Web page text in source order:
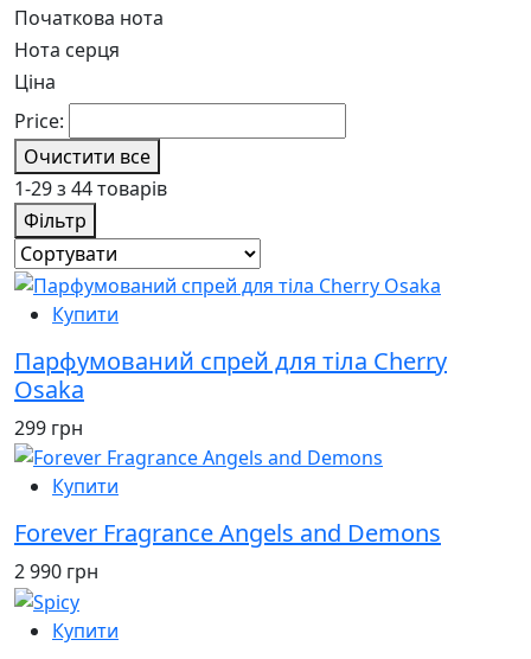
Початкова нота
Нота серця
Ціна
Price:
Очистити все
1-29 з 44 товарів
Фільтр
Купити
Парфумований спрей для тіла Cherry
Osaka
299 грн
Купити
Forever Fragrance Angels and Demons
2 990 грн
Купити